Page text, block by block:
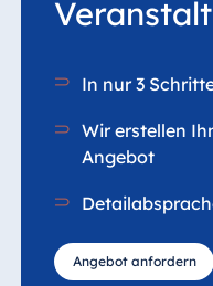
In nur 3
Wir erstellen
Angebot
Angebot anfordern